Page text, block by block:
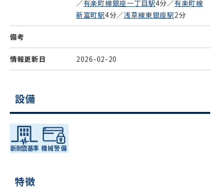
／有楽町線銀座一丁目駅4分／有楽町線
新富町駅4分／浅草線東銀座駅2分
備考
情報更新日 2026-02-20
設備
特徴